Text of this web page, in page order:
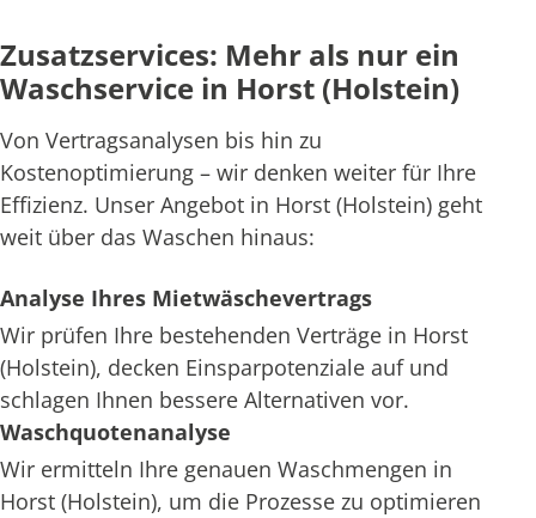
Zusatzservices: Mehr als nur ein
Waschservice in Horst (Holstein)
Von Vertragsanalysen bis hin zu
Kostenoptimierung – wir denken weiter für Ihre
Effizienz. Unser Angebot in Horst (Holstein) geht
weit über das Waschen hinaus:
Analyse Ihres Mietwäschevertrags
Wir prüfen Ihre bestehenden Verträge in Horst
(Holstein), decken Einsparpotenziale auf und
schlagen Ihnen bessere Alternativen vor.
Waschquotenanalyse
Wir ermitteln Ihre genauen Waschmengen in
Horst (Holstein), um die Prozesse zu optimieren